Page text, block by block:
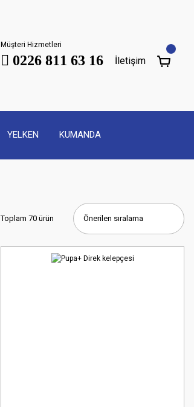
Müşteri Hizmetleri
0226 811 63 16 İletişim
YELKEN KUMANDA
Toplam 70 ürün